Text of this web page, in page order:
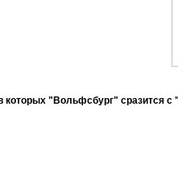
которых "Вольфсбург"